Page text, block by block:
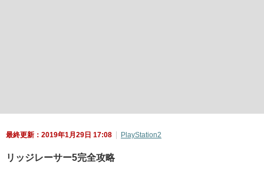
最終更新：2019年1月29日 17:08 PlayStation2
リッジレーサー5完全攻略